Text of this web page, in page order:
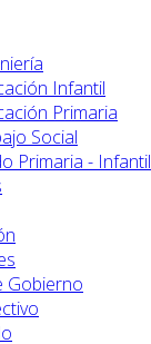
Infantil
Primaria
Social
Primaria - Infantil
Gobierno